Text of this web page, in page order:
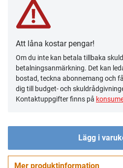
Att låna kostar pengar!
Om du inte kan betala tillbaka
betalningsanmärkning. Det kan
bostad, teckna abonnemang och
dig till budget- och
Kontaktuppgifter finns på
Lägg i
Mer produktinformation